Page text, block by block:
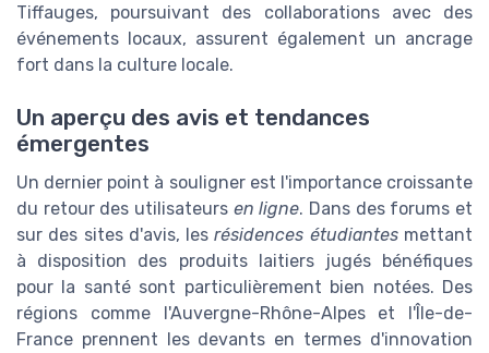
Tiffauges, poursuivant des collaborations avec des
événements locaux, assurent également un ancrage
fort dans la culture locale.
Un aperçu des avis et tendances
émergentes
Un dernier point à souligner est l'importance croissante
du retour des utilisateurs en ligne. Dans des forums et
sur des sites d'avis, lesrésidences étudiantesmettant
à disposition des produits laitiers jugés bénéfiques
pour la santé sont particulièrement bien notées. Des
régions comme l'Auvergne-Rhône-Alpes et l'Île-de-
France prennent les devants en termes d'innovation